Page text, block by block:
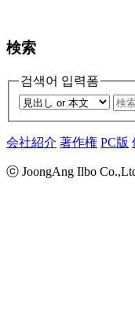
検索
검색어 입력폼
会社紹介 著作権 PC版
ⓒ JoongAng Ilbo